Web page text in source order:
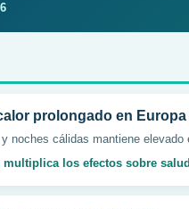
prolongado en Europa
noches cálidas mantiene
los efectos sobre